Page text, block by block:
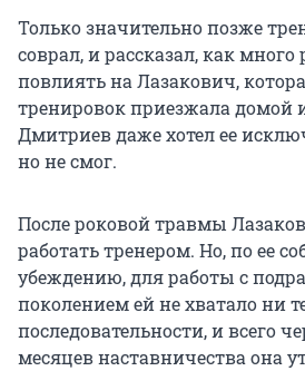
Только значительно позже
соврал, и рассказал, как
повлиять на Лазакович,
тренировок приезжала домой
Дмитриев даже хотел ее
но не смог.
После роковой травмы
работать тренером. Но, по ее
убеждению, для работы с
поколением ей не хватало ни
последовательности, и всего
месяцев наставничества она